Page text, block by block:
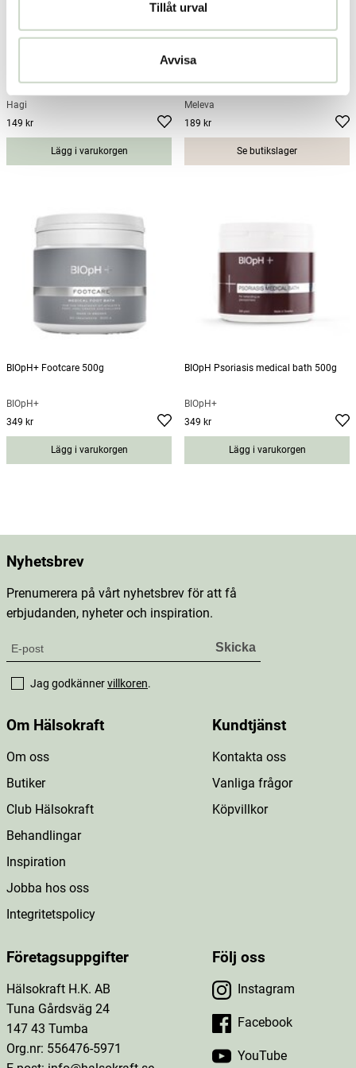
Tillåt urval
Avvisa
Hagi
Pris:
149 kr
Lägg i varukorgen
fotborste
Meleva
Pris:
189 kr
Se butikslager
BIOpH+ Footcare 500g
BIOpH+
Pris:
349 kr
Lägg i varukorgen
BIOpH Psoriasis medical bath 500g
BIOpH+
Pris:
349 kr
Lägg i varukorgen
Nyhetsbrev
Prenumerera på vårt nyhetsbrev för att få
erbjudanden, nyheter och inspiration.
Jag godkännervillkoren.
Om Hälsokraft
Om oss
Butiker
Club Hälsokraft
Behandlingar
Inspiration
Jobba hos oss
Integritetspolicy
Kundtjänst
Kontakta oss
Vanliga frågor
Köpvillkor
Företagsuppgifter
Hälsokraft H.K. AB
Tuna Gårdsväg 24
147 43 Tumba
Org.nr: 556476-5971
Följ oss
Instagram
Facebook
YouTube